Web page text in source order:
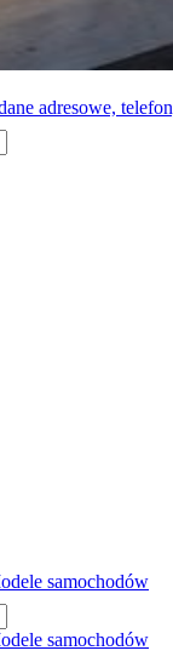
adresowe,
samochodów
samochodów